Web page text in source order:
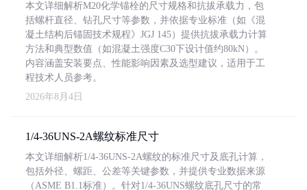
本文详细解析M20化学锚栓的尺寸规格和抗拔承载力，包
括螺杆直径、钻孔尺寸等参数，并依据专业标准（如《混
凝土结构后锚固技术规程》JGJ 145）提供抗拔承载力计算
方法和典型数值（如混凝土强度C30下设计值约80kN）。
内容涵盖安装要点、性能影响因素及选型建议，适用于工
程技术人员参考。
2026年8月4日
1/4-36UNS-2A螺纹标准尺寸
本文详细解析1/4-36UNS-2A螺纹的标准尺寸及底孔计算，
包括外径、螺距、公差等关键参数，并提供专业数据来源
（ASME B1.1标准）。针对1/4-36UNS螺纹底孔尺寸的常